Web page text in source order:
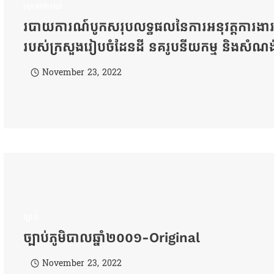
របាយការណ៍បូកសរុបលទ្ធផលនៃការអនុវត្តការង
របស់ក្រសួងរៀបចំដែនដី នគរូបនីយកម្ម និងសំណ
November 23, 2022
ច្បាប់ភូមិបាលឆ្នាំ២០០១-Original
November 23, 2022